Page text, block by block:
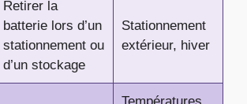
Retirer la
batterie lors d’un
stationnement ou
d’un stockage
Stationnement
extérieur, hiver